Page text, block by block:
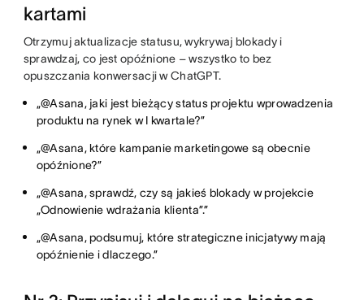
kartami
Otrzymuj aktualizacje statusu, wykrywaj blokady i
sprawdzaj, co jest opóźnione – wszystko to bez
opuszczania konwersacji w ChatGPT.
„@Asana, jaki jest bieżący status projektu wprowadzenia
produktu na rynek w I kwartale?”
„@Asana, które kampanie marketingowe są obecnie
opóźnione?”
„@Asana, sprawdź, czy są jakieś blokady w projekcie
„Odnowienie wdrażania klienta”.”
„@Asana, podsumuj, które strategiczne inicjatywy mają
opóźnienie i dlaczego.”